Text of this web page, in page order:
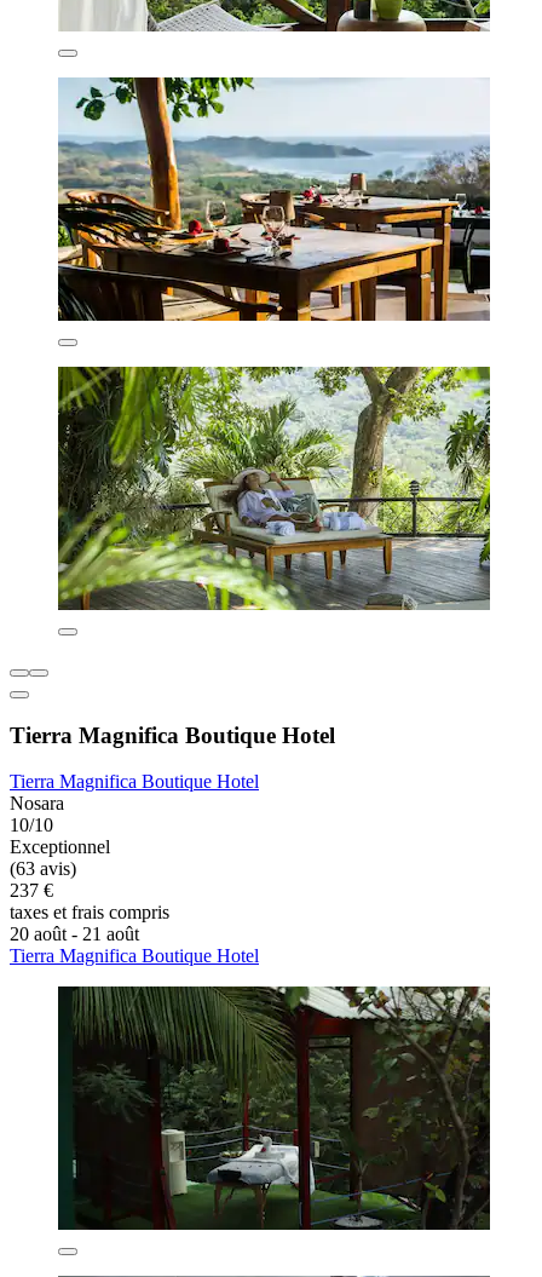
Tierra Magnifica Boutique Hotel
Tierra Magnifica Boutique Hotel
Nosara
10/10
Exceptionnel
(63 avis)
237 €
taxes et frais compris
20 août - 21 août
Tierra Magnifica Boutique Hotel